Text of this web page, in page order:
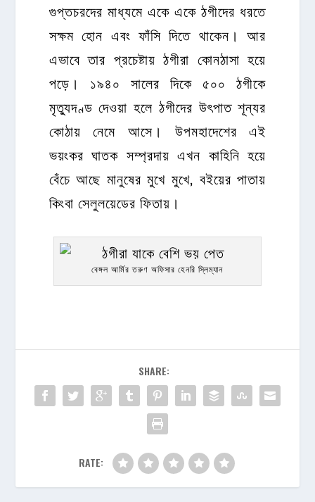
গুপ্তচরদের মাধ্যমে একে একে ঠগীদের ধরতে
সক্ষম হোন এবং ফাঁসি দিতে থাকেন। আর
এভাবে তার প্রচেষ্টায় ঠগীরা কোনঠাসা হয়ে
পড়ে। ১৯৪০ সালের দিকে ৫০০ ঠগীকে
মৃত্যুদণ্ড দেওয়া হলে ঠগীদের উৎপাত শূন্যর
কোঠায় নেমে আসে। উপমহাদেশের এই
ভয়ংকর ঘাতক সম্প্রদায় এখন কাহিনি হয়ে
বেঁচে আছে মানুষের মুখে মুখে, বইয়ের পাতায়
কিংবা সেলুলয়েডের ফিতায়।
বেঙ্গল আর্মির তরুণ অফিসার হেনরি স্লিম্যান
SHARE:
RATE: